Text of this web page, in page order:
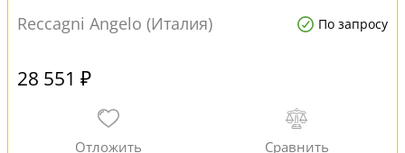
Reccagni Angelo (Италия) По запросу
28 551 ₽